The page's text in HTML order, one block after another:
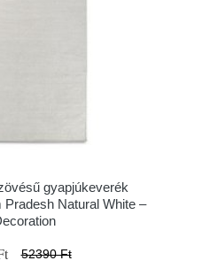
gyapjúkeverék
Natural White –
52390 Ft